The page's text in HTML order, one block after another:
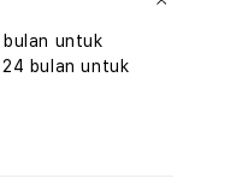
untuk
bulan untuk